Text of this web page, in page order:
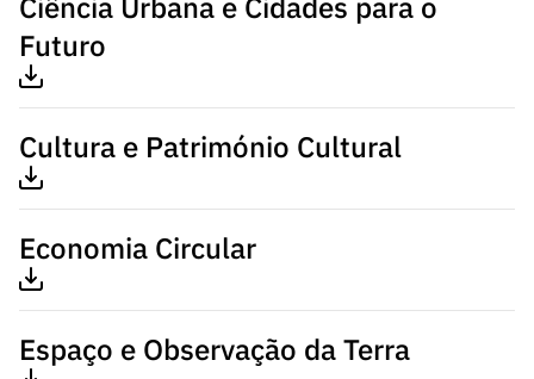
Futuro
Cultura e Património Cultural
Economia Circular
Espaço e Observação da Terra